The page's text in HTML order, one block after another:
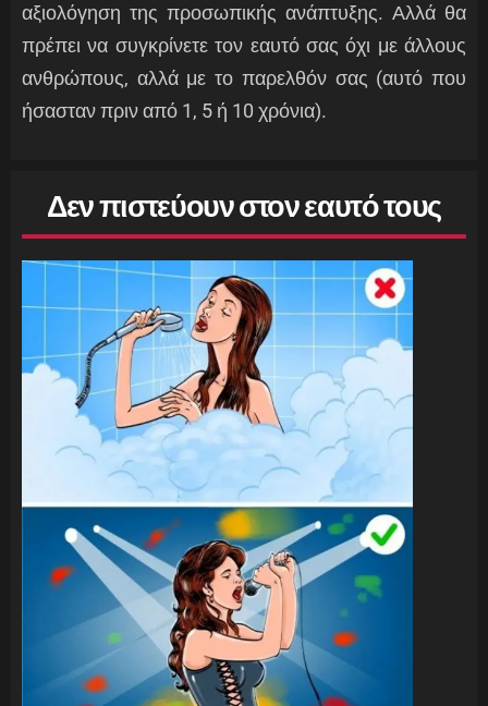
αξιολόγηση της προσωπικής ανάπτυξης. Αλλά θα
πρέπει να συγκρίνετε τον εαυτό σας όχι με άλλους
ανθρώπους, αλλά με το παρελθόν σας (αυτό που
ήσασταν πριν από 1, 5 ή 10 χρόνια).
Δεν πιστεύουν στον εαυτό τους